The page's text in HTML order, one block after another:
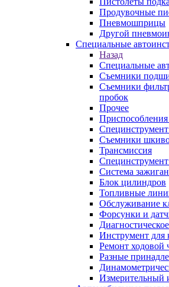
Продувочные
Пневмошприцы
Другой
Специальные
Назад
Специальные
Съемники
Съемники
пробок
Прочее
Приспособления
Съемники
Трансмиссия
Специнструмент
Система
Блок цилиндров
Топливные
Обслуживание
Форсунки и
Инструмент для
Ремонт ходовой
Разные
Измерительный